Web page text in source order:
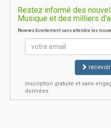
Restez informé des
Musique et des milliers
Recevez directement sans attendre les
inscription gratuite et sans
données